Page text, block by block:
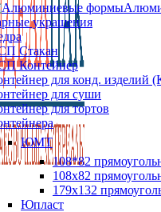
украшения
Стакан
Контейнер
для конд. изделий
для суши
для тортов
ЮМТ
108*82
108х82
179х132
Юпласт